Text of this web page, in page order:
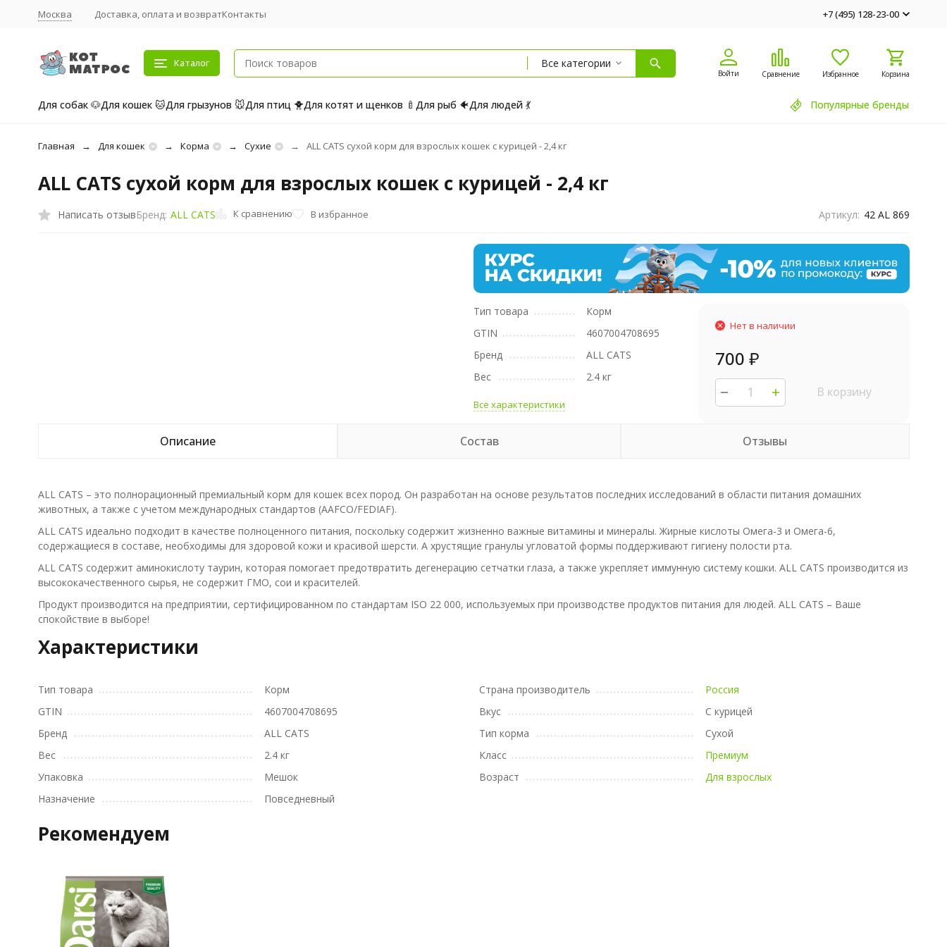
Москва Доставка, оплата и возвратКонтакты +7 (495) 128-23-00
Каталог Все категории
Войти Сравнение Избранное Корзина
Для собак 🐶Для кошек 🐱Для грызунов 🐭Для птиц 🐥Для котят и щенков 🍼 Для рыб 🐠Для людей 💃 Популярные бренды
Главная Для кошек Корма Сухие ALL CATS сухой корм для взрослых кошек с курицей - 2,4 кг
ALL CATS сухой корм для взрослых кошек с курицей - 2,4 кг
Написать отзывБренд: ALL CATS К сравнению В избранное Артикул: 42 AL 869
Тип товара
Корм
GTIN
4607004708695
Бренд
ALL CATS
Вес
2.4 кг
Все характеристики
Нет в наличии
700 ₽
В корзину
Описание Состав Отзывы
ALL CATS – это полнорационный премиальный корм для кошек всех пород. Он разработан на основе результатов последних исследований в области питания домашних
животных, а также с учетом международных стандартов (AAFCO/FEDIAF).
ALL CATS идеально подходит в качестве полноценного питания, поскольку содержит жизненно важные витамины и минералы. Жирные кислоты Омега-3 и Омега-6,
содержащиеся в составе, необходимы для здоровой кожи и красивой шерсти. А хрустящие гранулы угловатой формы поддерживают гигиену полости рта.
ALL CATS содержит аминокислоту таурин, которая помогает предотвратить дегенерацию сетчатки глаза, а также укрепляет иммунную систему кошки. ALL CATS производится из
высококачественного сырья, не содержит ГМО, сои и красителей.
Продукт производится на предприятии, сертифицированном по стандартам ISO 22 000, используемых при производстве продуктов питания для людей. ALL CATS – Ваше
спокойствие в выборе!
Характеристики
Тип товара
Корм
GTIN
4607004708695
Бренд
ALL CATS
Вес
2.4 кг
Упаковка
Мешок
Назначение
Повседневный
Страна производитель
Россия
Вкус
С курицей
Тип корма
Сухой
Класс
Премиум
Возраст
Для взрослых
Рекомендуем